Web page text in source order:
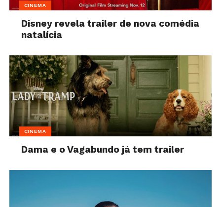
CINEMA
Disney revela trailer de nova comédia
natalícia
CINEMA
Dama e o Vagabundo já tem trailer